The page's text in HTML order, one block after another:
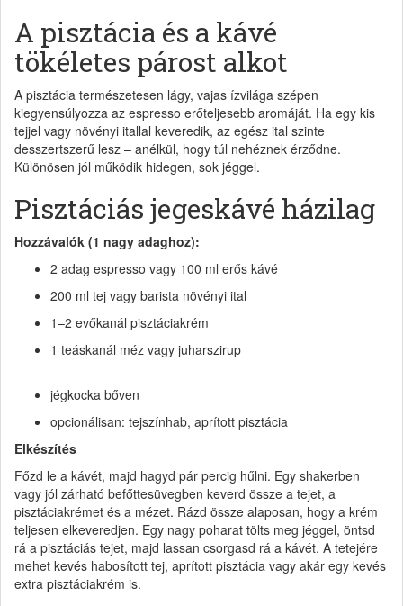
A pisztácia és a kávé
tökéletes párost alkot
A pisztácia természetesen lágy, vajas ízvilága szépen
kiegyensúlyozza az espresso erőteljesebb aromáját. Ha egy kis
tejjel vagy növényi itallal keveredik, az egész ital szinte
desszertszerű lesz – anélkül, hogy túl nehéznek érződne.
Különösen jól működik hidegen, sok jéggel.
Pisztáciás jegeskávé házilag
Hozzávalók (1 nagy adaghoz):
2 adag espresso vagy 100 ml erős kávé
200 ml tej vagy barista növényi ital
1–2 evőkanál pisztáciakrém
1 teáskanál méz vagy juharszirup
jégkocka bőven
opcionálisan: tejszínhab, aprított pisztácia
Elkészítés
Főzd le a kávét, majd hagyd pár percig hűlni. Egy shakerben
vagy jól zárható befőttesüvegben keverd össze a tejet, a
pisztáciakrémet és a mézet. Rázd össze alaposan, hogy a krém
teljesen elkeveredjen. Egy nagy poharat tölts meg jéggel, öntsd
rá a pisztáciás tejet, majd lassan csorgasd rá a kávét. A tetejére
mehet kevés habosított tej, aprított pisztácia vagy akár egy kevés
extra pisztáciakrém is.